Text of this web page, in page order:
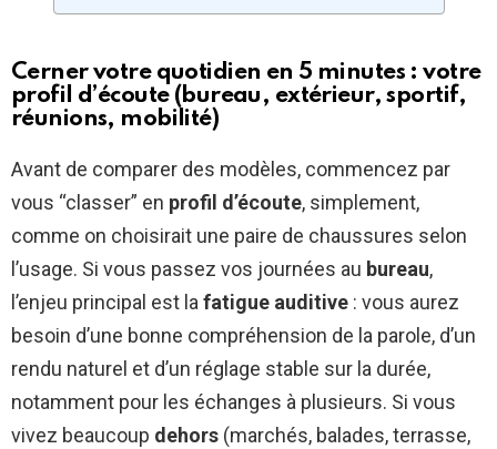
Cerner votre quotidien en 5 minutes : votre
profil d’écoute (bureau, extérieur, sportif,
réunions, mobilité)
Avant de comparer des modèles, commencez par
vous “classer” en profil d’écoute, simplement,
comme on choisirait une paire de chaussures selon
l’usage. Si vous passez vos journées au bureau,
l’enjeu principal est lafatigue auditive : vous aurez
besoin d’une bonne compréhension de la parole, d’un
rendu naturel et d’un réglage stable sur la durée,
notamment pour les échanges à plusieurs. Si vous
vivez beaucoup dehors (marchés, balades, terrasse,